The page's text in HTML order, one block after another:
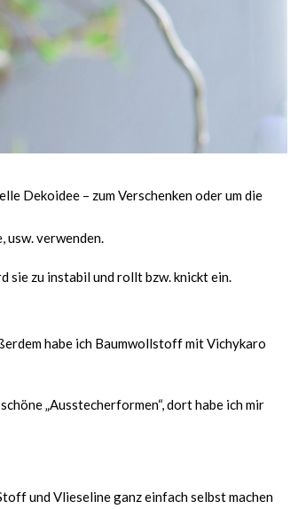
Dekoidee – zum Verschenken oder um die
usw. verwenden.
sie zu instabil und rollt bzw. knickt ein.
habe ich Baumwollstoff mit Vichykaro
„Ausstecherformen“, dort habe ich mir
und Vlieseline ganz einfach selbst machen